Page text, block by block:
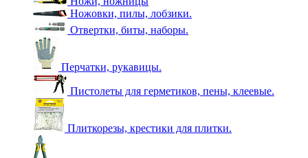
Ножовки, пилы, лобзики.
Отвертки, биты, наборы.
Перчатки, рукавицы.
Пистолеты для герметиков, пены, клеевые.
Плиткорезы, крестики для плитки.